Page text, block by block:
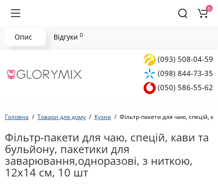
(093) 508-04-59
(098) 844-73-35
(050) 586-55-62
0
Головна Товари для дому Кухня Фільтр-пакети для чаю, спецій,
Фільтр-пакети для чаю, спецій, кави та
бульйону, пакетики для
заварювання,одноразові, з ниткою,
12х14 см, 10 шт
Опис Відгуки 0